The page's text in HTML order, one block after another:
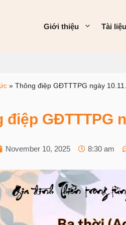
Giới thiệu Tài liệu
» Thông điệp GĐTTTPG ngày
điệp GĐTTTPG
November 10, 2025 8:30 am